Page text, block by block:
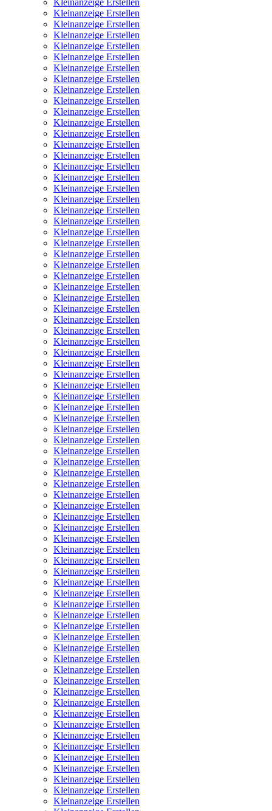
Kleinanzeige Erstellen
Kleinanzeige Erstellen
Kleinanzeige Erstellen
Kleinanzeige Erstellen
Kleinanzeige Erstellen
Kleinanzeige Erstellen
Kleinanzeige Erstellen
Kleinanzeige Erstellen
Kleinanzeige Erstellen
Kleinanzeige Erstellen
Kleinanzeige Erstellen
Kleinanzeige Erstellen
Kleinanzeige Erstellen
Kleinanzeige Erstellen
Kleinanzeige Erstellen
Kleinanzeige Erstellen
Kleinanzeige Erstellen
Kleinanzeige Erstellen
Kleinanzeige Erstellen
Kleinanzeige Erstellen
Kleinanzeige Erstellen
Kleinanzeige Erstellen
Kleinanzeige Erstellen
Kleinanzeige Erstellen
Kleinanzeige Erstellen
Kleinanzeige Erstellen
Kleinanzeige Erstellen
Kleinanzeige Erstellen
Kleinanzeige Erstellen
Kleinanzeige Erstellen
Kleinanzeige Erstellen
Kleinanzeige Erstellen
Kleinanzeige Erstellen
Kleinanzeige Erstellen
Kleinanzeige Erstellen
Kleinanzeige Erstellen
Kleinanzeige Erstellen
Kleinanzeige Erstellen
Kleinanzeige Erstellen
Kleinanzeige Erstellen
Kleinanzeige Erstellen
Kleinanzeige Erstellen
Kleinanzeige Erstellen
Kleinanzeige Erstellen
Kleinanzeige Erstellen
Kleinanzeige Erstellen
Kleinanzeige Erstellen
Kleinanzeige Erstellen
Kleinanzeige Erstellen
Kleinanzeige Erstellen
Kleinanzeige Erstellen
Kleinanzeige Erstellen
Kleinanzeige Erstellen
Kleinanzeige Erstellen
Kleinanzeige Erstellen
Kleinanzeige Erstellen
Kleinanzeige Erstellen
Kleinanzeige Erstellen
Kleinanzeige Erstellen
Kleinanzeige Erstellen
Kleinanzeige Erstellen
Kleinanzeige Erstellen
Kleinanzeige Erstellen
Kleinanzeige Erstellen
Kleinanzeige Erstellen
Kleinanzeige Erstellen
Kleinanzeige Erstellen
Kleinanzeige Erstellen
Kleinanzeige Erstellen
Kleinanzeige Erstellen
Kleinanzeige Erstellen
Kleinanzeige Erstellen
Kleinanzeige Erstellen